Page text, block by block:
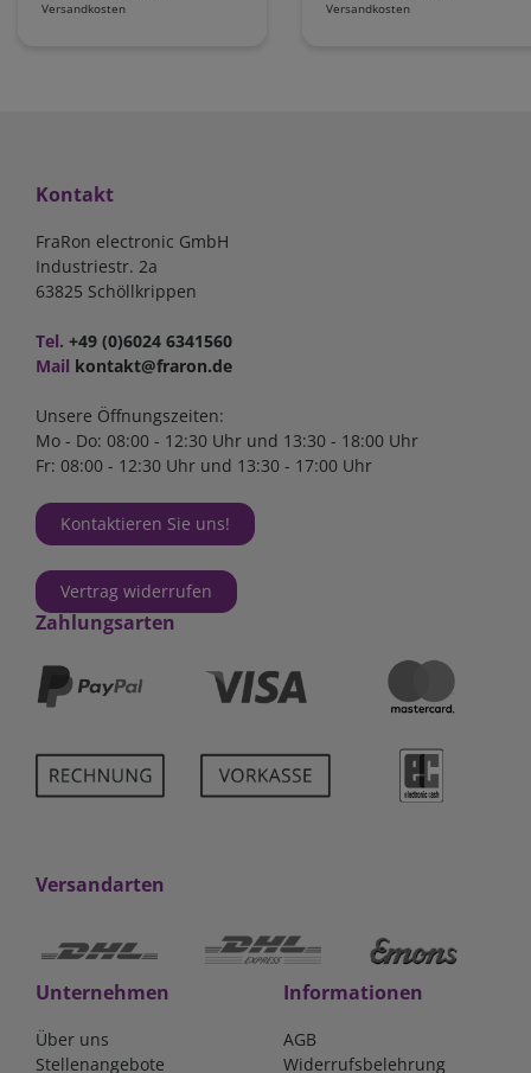
Versandkosten
Versandkosten
Kontakt
FraRon electronic GmbH
Industriestr. 2a
63825 Schöllkrippen
Tel. +49 (0)6024 6341560
Mail kontakt@fraron.de
Unsere Öffnungszeiten:
Mo - Do: 08:00 - 12:30 Uhr und 13:30 - 18:00 Uhr
Fr: 08:00 - 12:30 Uhr und 13:30 - 17:00 Uhr
Kontaktieren Sie uns!
Vertrag widerrufen
Zahlungsarten
Versandarten
Unternehmen
Über uns
Stellenangebote
Informationen
AGB
Widerrufsbelehrung